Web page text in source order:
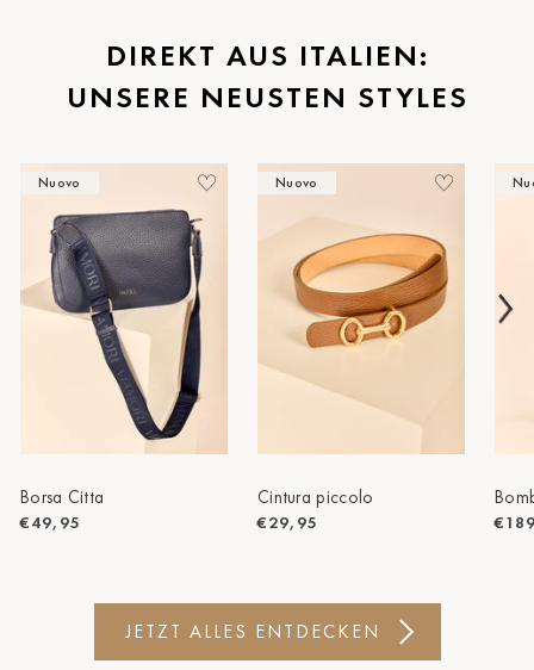
St.Pölten
Staufen
Tulln
Tuttlingen
Wien Hietzing (13.Bez.)
Zwettl
DIREKT AUS ITALIEN:
UNSERE NEUSTEN STYLES
Nuovo
Borsa Citta
€49,95
Nuovo
Cintura piccolo
€29,95
JETZT ALLES ENTDECKEN